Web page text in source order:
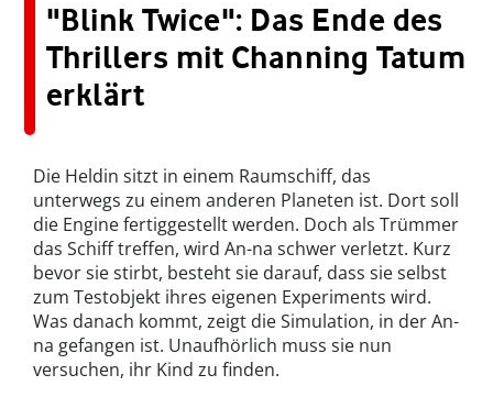
"Blink Twice": Das Ende des
Thrillers mit Channing Tatum
erklärt
Die Heldin sitzt in einem Raumschiff, das
unterwegs zu einem anderen Planeten ist. Dort soll
die Engine fertiggestellt werden. Doch als Trümmer
das Schiff treffen, wird An-na schwer verletzt. Kurz
bevor sie stirbt, besteht sie darauf, dass sie selbst
zum Testobjekt ihres eigenen Experiments wird.
Was danach kommt, zeigt die Simulation, in der An-
na gefangen ist. Unaufhörlich muss sie nun
versuchen, ihr Kind zu finden.